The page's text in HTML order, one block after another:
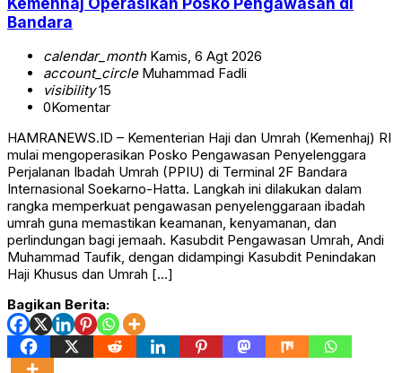
Bandara
calendar_monthKamis, 6 Agt 2026
account_circleMuhammad Fadli
visibility15
0Komentar
HAMRANEWS.ID – Kementerian Haji dan Umrah (Kemenhaj) RI
mulai mengoperasikan Posko Pengawasan Penyelenggara
Perjalanan Ibadah Umrah (PPIU) di Terminal 2F Bandara
Internasional Soekarno-Hatta. Langkah ini dilakukan dalam
rangka memperkuat pengawasan penyelenggaraan ibadah
umrah guna memastikan keamanan, kenyamanan, dan
perlindungan bagi jemaah. Kasubdit Pengawasan Umrah, Andi
Muhammad Taufik, dengan didampingi Kasubdit Penindakan
Haji Khusus dan Umrah […]
Bagikan Berita: